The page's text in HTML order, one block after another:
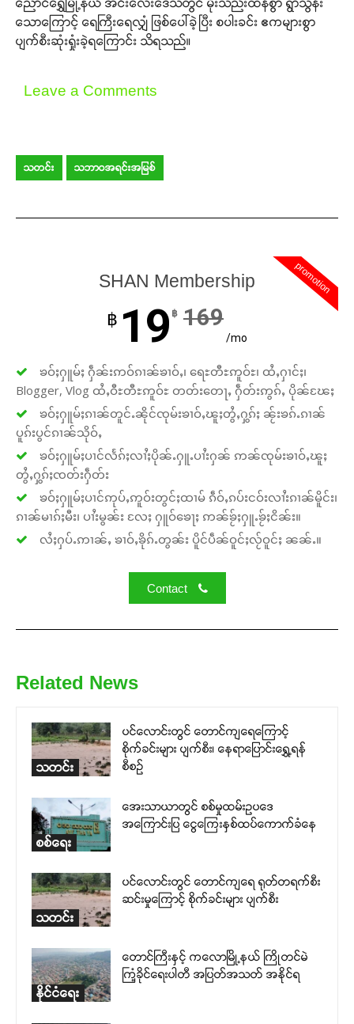
သောကြောင့် ရေကြီးရေလျှံ ဖြစ်ပေါ်ခဲ့ပြီး စပါးခင်း ဧကများစွာ
ပျက်စီးဆုံးရှုံးခဲ့ရကြောင်း သိရသည်။
Leave a Comments
သတင်း သဘာဝအရင်းအမြစ်
promotion
SHAN Membership
฿ 19 ฿ 169
/mo
ၶဝ်ႈႁူမ်ႈ ႁဵၼ်းဢဝ်ၵၢၼ်ၶၢဝ်ႇ၊ ရေႊတီႊဢူဝ်ႊ၊ ထႆႇႁၢင်ႈ၊
Blogger, Vlog ထႆႇဝီႊတီႊဢူဝ်ႊ တတ်းတေႃႇ ႁဵတ်းဢွၵ်ႇ ပိုၼ်ၽႄႈ
ၶဝ်ႈႁူမ်ႈၵၢၼ်တူင်ႉၼိုင်ၸုမ်းၶၢဝ်ႇၽူႈတွႆႇႁွၵ်ႈ ၼႂ်းၶၵ်ႉၵၢၼ်
ပူၵ်းပွင်ၵၢၼ်သိုဝ်ႇ
ၶဝ်ႈႁူမ်ႈပၢင်လႅၵ်ႈလၢႆႈပိုၼ်ႉႁူႉပၢႆးႁၼ် ဢၼ်ၸုမ်းၶၢဝ်ႇၽူႈ
တွႆႇႁွၵ်ႈၸတ်းႁဵတ်း
ၶဝ်ႈႁူမ်ႈပၢင်ဢုပ်ႇဢူဝ်းတွင်ႈထၢမ် ၵဵဝ်ႇၵပ်းငဝ်းလၢႆးၵၢၼ်မိူင်း၊
ၵၢၼ်မၢၵ်ႈမီး၊ ပၢႆးမွၼ်း လႄႈ ႁူဝ်ၶေႃႈ ဢၼ်ၶႂ်ႈႁူႉၶႂ်ႈငိၼ်း။
လႆႈႁပ်ႉဢၢၼ်ႇ ၶၢဝ်ႇၶိုၵ်ႉတွၼ်း ပိူင်ပဵၼ်ဝူင်ႈလႂ်ဝူင်ႈ ၼၼ်ႉ။
Contact
Related News
သတင်း
ပင်လောင်းတွင် တောင်ကျရေကြောင့်
စိုက်ခင်းများ ပျက်စီး၊ နေရာပြောင်းရွှေ့ရန်
စီစဉ်
စစ်ရေး
အေးသာယာတွင် စစ်မှုထမ်းဥပဒေ
အကြောင်းပြ ငွေကြေးနှစ်ထပ်ကောက်ခံနေ
သတင်း
ပင်လောင်းတွင် တောင်ကျရေ ရုတ်တရက်စီး
ဆင်းမှုကြောင့် စိုက်ခင်းများ ပျက်စီး
နိုင်ငံရေး
တောင်ကြီးနှင့် ကလောမြို့နယ် ကြိုတင်မဲ
ကြံ့ခိုင်ရေးပါတီ အပြတ်အသတ် အနိုင်ရ